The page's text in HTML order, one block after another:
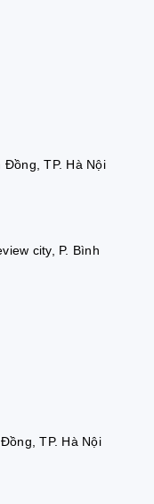
TP. Hà Nội
city, P. Bình
TP. Hà Nội